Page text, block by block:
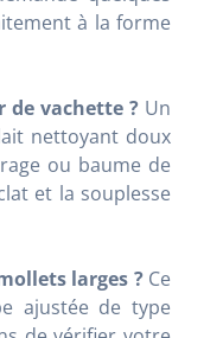
à la forme
de vachette ? Un
nettoyant doux
ou baume de
et la souplesse
larges ?Ce
ajustée de type